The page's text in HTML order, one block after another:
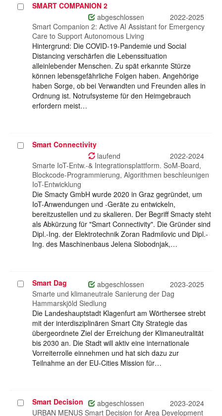
ProjektSMART COMPANION 2
abgeschlossen
2022-2025
Smart Companion 2: Active AI Assistant for Emergency
Care to Support Autonomous Living
Hintergrund: Die COVID-19-Pandemie und Social
Distancing verschärfen die Lebenssituation
alleinlebender Menschen. Zu spät erkannte Stürze
können lebensgefährliche Folgen haben. Angehörige
haben Sorge, ob bei Verwandten und Freunden alles in
Ordnung ist. Notrufsysteme für den Heimgebrauch
erfordern meist…
ProjektSmart Connectivity
laufend
2022-2024
Smarte IoT-Entw.-& Integrationsplattform. SoM-Board,
Blockcode-Programmierung, Algorithmen beschleunigen
IoT-Entwicklung
Die Smacty GmbH wurde 2020 in Graz gegründet, um
IoT-Anwendungen und -Geräte zu entwickeln,
bereitzustellen und zu skalieren. Der Begriff Smacty steht
als Abkürzung für "Smart Connectivity". Die Gründer sind
Dipl.-Ing. der Elektrotechnik Zoran Radmilovic und Dipl.-
Ing. des Maschinenbaus Jelena Slobodnjak,…
Projekt
auswählen
Smart Dag abgeschlossen
2023-2025
Smarte und klimaneutrale Sanierung der Dag
Hammarskjöld Siedlung
Die Landeshauptstadt Klagenfurt am Wörthersee strebt
mit der interdisziplinären Smart City Strategie das
übergeordnete Ziel der Erreichung der Klimaneutralität
bis 2030 an. Die Stadt will aktiv eine internationale
Vorreiterrolle einnehmen und hat sich dazu zur
Teilnahme an der EU-Cities Mission für…
Projekt
auswählen
Smart Decision abgeschlossen
2023-2024
URBAN MENUS Smart Decision for Area Development